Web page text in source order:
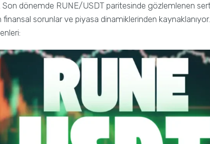
Son dönemde RUNE/USDT paritesinde gözlemlenen
finansal sorunlar ve piyasa dinamiklerinden